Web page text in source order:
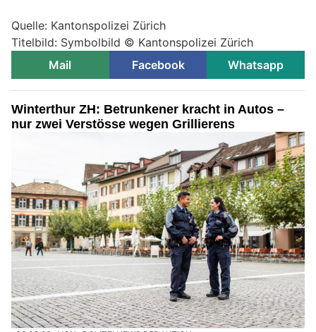
Quelle: Kantonspolizei Zürich
Titelbild: Symbolbild © Kantonspolizei Zürich
Mail
Facebook Whatsapp
Winterthur ZH: Betrunkener kracht in Autos –
nur zwei Verstösse wegen Grillierens